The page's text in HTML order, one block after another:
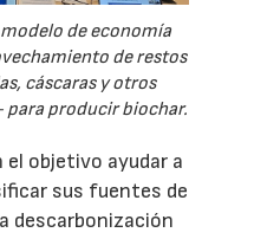
de economía
de restos
cáscaras y otros
producir biochar.
objetivo ayudar a
sus fuentes de
descarbonización